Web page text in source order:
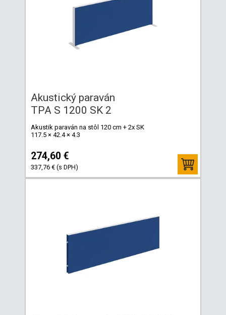
Akustický paraván
TPA S 1200 SK 2
Akustik paraván na stôl 120 cm + 2x SK
117.5 × 42.4 × 4.3
274,60 €
337,76 € (s DPH)